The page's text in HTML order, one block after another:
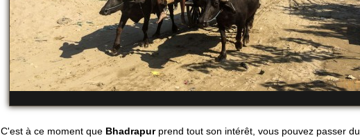
C'est à ce moment que Bhadrapurprend tout son intérêt, vous pouvez passer du